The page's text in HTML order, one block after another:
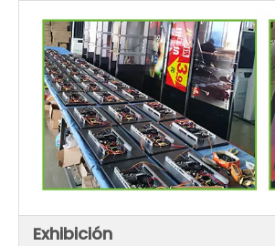
Exhibición